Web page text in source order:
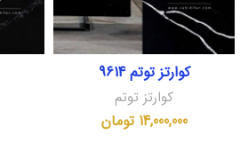
کوارتز توتم 9614
کوارتز توتم
14,000,000 تومان